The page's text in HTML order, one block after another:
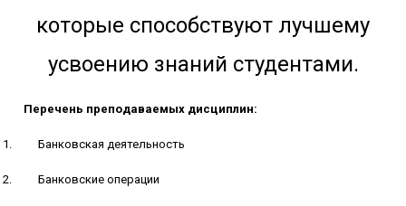
которые способствуют лучшему
усвоению знаний студентами.
Перечень преподаваемых дисциплин:
Банковская деятельность
Банковские операции